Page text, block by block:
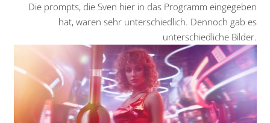
Die prompts, die Sven hier in das Programm eingegeben
hat, waren sehr unterschiedlich. Dennoch gab es
unterschiedliche Bilder.